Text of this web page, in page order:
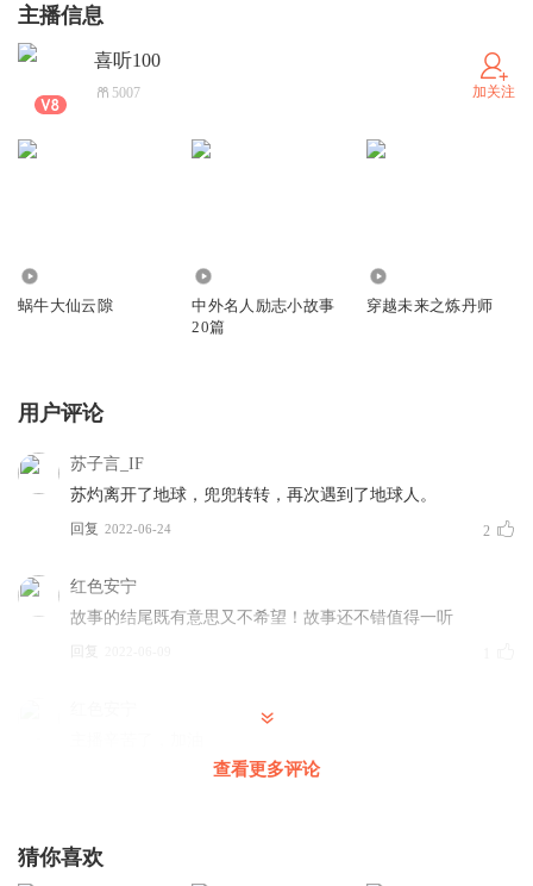
主播信息
喜听100
5007 加关注
蜗牛大仙云隙
中外名人励志小故事
20篇
穿越未来之炼丹师
用户评论
苏子言_IF
苏灼离开了地球，兜兜转转，再次遇到了地球人。
回复 2022-06-24 2
红色安宁
故事的结尾既有意思又不希望！故事还不错值得一听
回复
没人评论吗？
查看更多评论
猜你喜欢